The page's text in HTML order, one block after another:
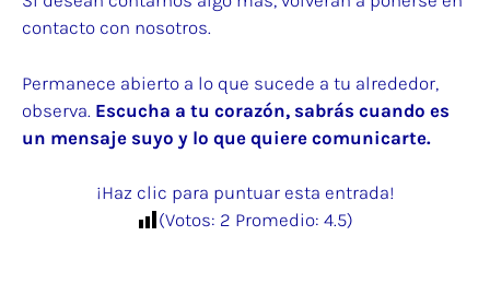
contacto con nosotros.
Permanece abierto a lo que sucede a tu alrededor,
observa. Escucha a tu corazón, sabrás cuando es
un mensaje suyo y lo que quiere comunicarte.
¡Haz clic para puntuar esta entrada!
(Votos: 2 Promedio: 4.5)